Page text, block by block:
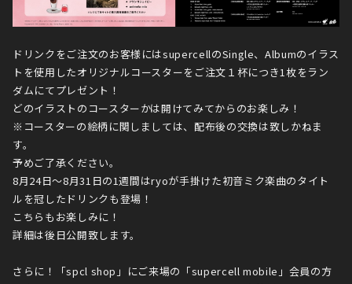
ドリンクをご注文のお客様にはsupercellのSingle、Albumのイラス
トを使用したオリジナルコースターをご注文１杯につき1枚をラン
ダムにてプレゼント！
どのイラストのコースターかは開けてみてからのお楽しみ！
※コースターの絵柄に関しましては、配布後の交換は致しかねま
す。
予めご了承ください。
8月24日〜8月31日の1週間はryoが手掛けた初音ミク楽曲のタイト
ルを冠したドリンクも登場！
こちらもお楽しみに！
詳細は後日公開致します。
さらに！「spcl shop」にご来場の「supercell mobile」会員の方